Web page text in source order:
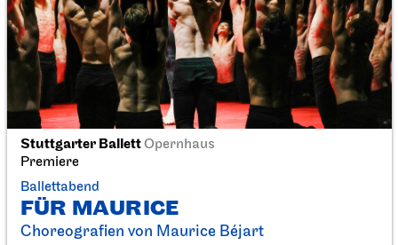
Stuttgarter BallettOpernhaus
Premiere
Ballettabend
FÜR MAURICE
Choreografien von Maurice Béjart
Stuttgarter Ballett Opernhaus
Premiere
Ballettabend
FÜR MAURICE
04.06.2027